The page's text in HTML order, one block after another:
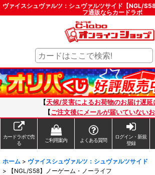
ヴァイスシュヴァルツ：シュヴァルツサイド【NGL/
フ通販ならカードラボ
【天候/災害によるお荷物のお届け遅延
【ご注文後にメールが届いていない
カードラボで売
る
ご利用案内 よくある質問
ログイン・新規
登録
ホーム > ヴァイスシュヴァルツ：シュヴァルツサイド
>
【NGL/S58】ノーゲーム・ノーライフ